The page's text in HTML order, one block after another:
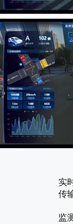
实
传
监